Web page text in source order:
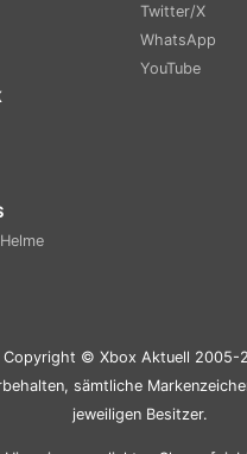
Twitter/X
WhatsApp
YouTube
Copyright © Xbox Aktuell 2005-
sämtliche
jeweiligen Besitzer.